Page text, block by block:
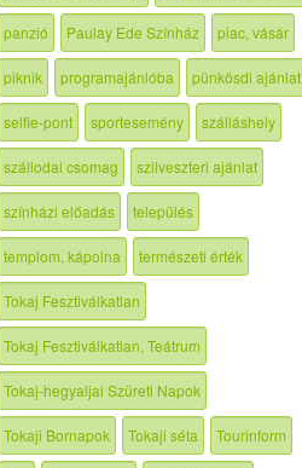
panzió Paulay Ede Színház piac, vásár
piknik programajánlóba pünkösdi ajánlat
selfie-pont sportesemény szálláshely
szállodai csomag szilveszteri ajánlat
színházi előadás település
templom, kápolna természeti érték
Tokaj Fesztiválkatlan
Tokaj Fesztiválkatlan, Teátrum
Tokaj-hegyaljai Szüreti Napok
Tokaji Bornapok Tokaji séta Tourinform